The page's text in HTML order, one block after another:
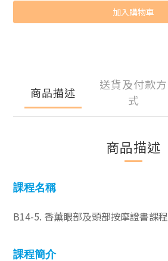
加入購物車
商品描述
送貨及付款方
式
商品描述
課程名稱
B14-5. 香薰眼部及頭部按摩證書課程
課程簡介